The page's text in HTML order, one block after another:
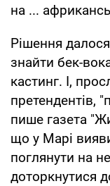
на ...
Рішення
знайти бек-
кастинг. І,
претендентів,
пише газета
що у Марі
поглянути на
доторкнутися